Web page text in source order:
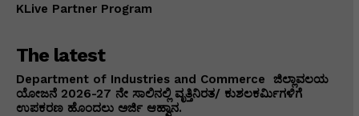
KLive Partner Program
The latest
Department of Industries and Commerce ಜಿಲ್ಲಾವಲಯ
ಯೋಜನೆ 2026-27 ನೇ ಸಾಲಿನಲ್ಲಿ ವೃತ್ತಿನಿರತ/ ಕುಶಲಕರ್ಮಿಗಳಿಗೆ
ಉಪಕರಣ ಹೊಂದಲು ಅರ್ಜಿ ಆಹ್ವಾನ.